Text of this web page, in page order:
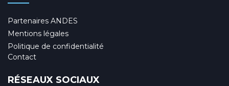
Partenaires ANDES
Mentions légales
Politique de confidentialité
Contact
RÉSEAUX SOCIAUX